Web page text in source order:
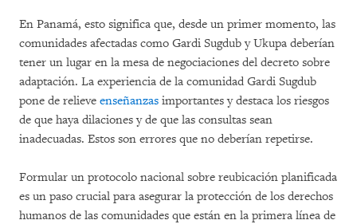
En Panamá, esto significa que, desde un primer momento, las
comunidades afectadas como Gardi Sugdub y Ukupa deberían
tener un lugar en la mesa de negociaciones del decreto sobre
adaptación. La experiencia de la comunidad Gardi Sugdub
pone de relieve enseñanzas importantes y destaca los riesgos
de que haya dilaciones y de que las consultas sean
inadecuadas. Estos son errores que no deberían repetirse.
Formular un protocolo nacional sobre reubicación planificada
es un paso crucial para asegurar la protección de los derechos
humanos de las comunidades que están en la primera línea de